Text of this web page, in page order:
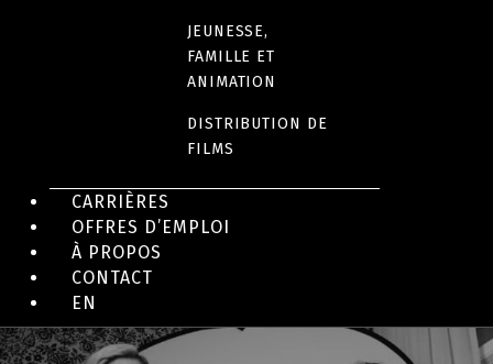
JEUNESSE,
FAMILLE ET
ANIMATION
DISTRIBUTION DE
FILMS
CARRIÈRES
OFFRES D’EMPLOI
À PROPOS
CONTACT
EN
Vestiaires